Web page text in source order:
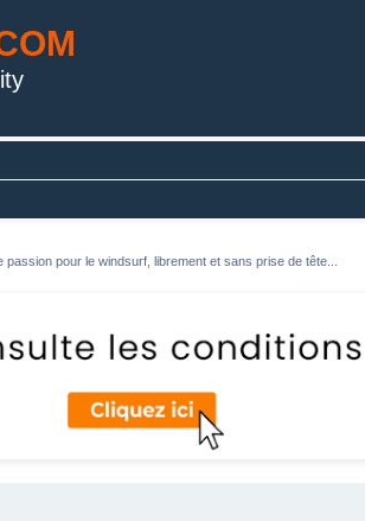
pour le windsurf, librement et sans prise de tête...